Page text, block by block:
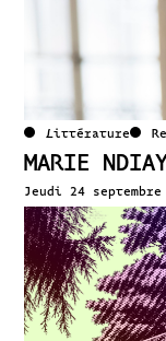
Littérature
MARIE
Jeudi 24 septembre